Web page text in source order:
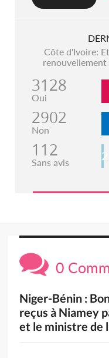
Côte d'Ivoire:
renouvellement
3128
Oui
2902
Non
112
Sans avis
0
Niger-Bénin :
reçus à Niamey
et le ministre de